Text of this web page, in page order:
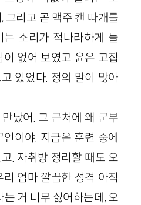
그리고 곧 맥주 캔 따개를
소리가 적나라하게 들
없어 보였고 윤은 고집
있었다. 정의 말이 많아
났어. 그 근처에 왜 군부
이야. 지금은 훈련 중에
. 자취방 정리할 때도 오
엄마 깔끔한 성격 아직
거 너무 싫어하는데, 오